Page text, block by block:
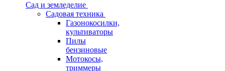
Сад и земледелие
Садовая техника
Газонокосилки,
культиваторы
Пилы
бензиновые
Мотокосы,
триммеры